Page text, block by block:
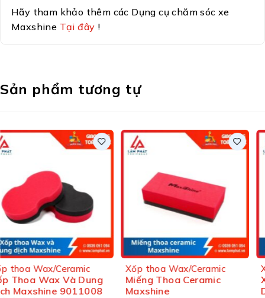
Hãy tham khảo thêm các Dụng cụ chăm sóc xe
Maxshine Tại đây !
Sản phẩm tương tự
Xốp thoa Wax/Ceramic
Miếng Thoa Ceramic
Maxshine
Xốp thoa Wax/Ceramic
Xốp Thoa Wax Và Dung
Dịch Maxshine 9011006